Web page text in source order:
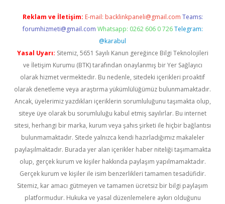
Reklam ve İletişim: E-mail: backlinkpaneli@gmail.com Teams:
forumhizmeti@gmail.com Whatsapp: 0262 606 0 726 Telegram:
@karabul
Yasal Uyarı: Sitemiz, 5651 Sayılı Kanun gereğince Bilgi Teknolojileri
ve İletişim Kurumu (BTK) tarafından onaylanmış bir Yer Sağlayıcı
olarak hizmet vermektedir. Bu nedenle, sitedeki içerikleri proaktif
olarak denetleme veya araştırma yükümlülüğümüz bulunmamaktadır.
Ancak, üyelerimiz yazdıkları içeriklerin sorumluluğunu taşımakta olup,
siteye üye olarak bu sorumluluğu kabul etmiş sayılırlar. Bu internet
sitesi, herhangi bir marka, kurum veya şahıs şirketi ile hiçbir bağlantısı
bulunmamaktadır. Sitede yalnızca kendi hazırladığımız makaleler
paylaşılmaktadır. Burada yer alan içerikler haber niteliği taşımamakta
olup, gerçek kurum ve kişiler hakkında paylaşım yapılmamaktadır.
Gerçek kurum ve kişiler ile isim benzerlikleri tamamen tesadüfidir.
Sitemiz, kar amacı gütmeyen ve tamamen ücretsiz bir bilgi paylaşım
platformudur. Hukuka ve yasal düzenlemelere aykırı olduğunu